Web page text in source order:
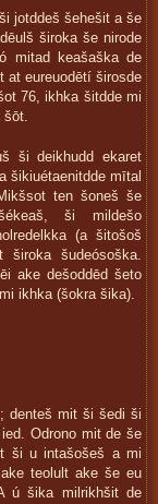
jotddeš šehešit a še
široka še nirode
mitad keašaška de
at eureuodētí širosde
76, ikhka šitdde mi
šōt.
ši deikhudd ekaret
šikiuétaenitdde mītal
ten šoneš še
ši mildešo
(a šitošoš
široka šudeósoška.
ake dešoddēd šeto
ikhka (šokra šika).
denteš mit ši šedi ši
Odrono mit de še
ši u intašošeš a mi
teolult ake še eu
ú šika milrikhšit de